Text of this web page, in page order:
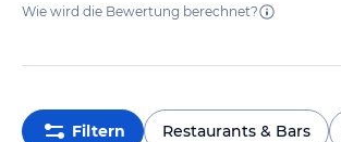
Wie wird die Bewertung berechnet?
Filtern Restaurants & Bars